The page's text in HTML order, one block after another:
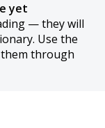
yet
— they will
Use the
through